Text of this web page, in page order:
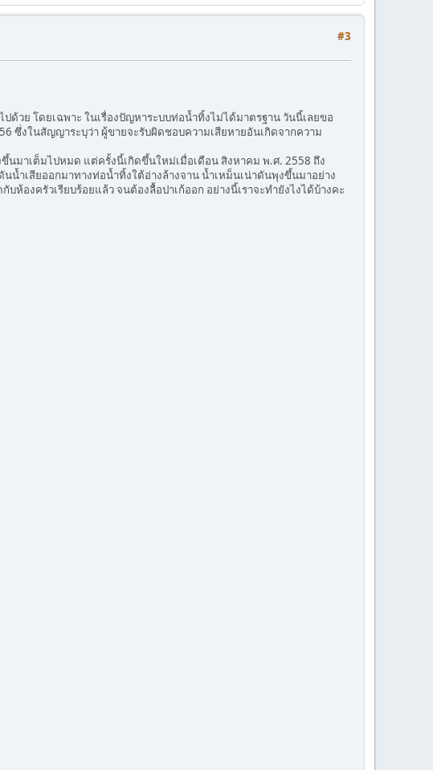
#3
วย โดยเฉพาะ ในเรื่องปัญหาระบบท่อน้ำทิ้งไม่ได้มาตรฐาน วันนี้เลยขอ
ซึ่งในสัญญาระบุว่า ผู้ขายจะรับผิดชอบความเสียหายอันเกิดจากความ
นมาเต็มไปหมด แต่ครั้งนี้เกิดขึ้นใหม่เมื่อเดือน สิงหาคม พ.ศ. 2558 ถึง
น้ำเสียออกมาทางท่อน้ำทิ้งใต้อ่างล้างจาน น้ำเหม็นเน่าดันพุงขึ้นมาอย่าง
องครัวเรียบร้อยแล้ว จนต้องลื้อปาเก้ออก อย่างนี้เราจะทำยังไงได้บ้างคะ